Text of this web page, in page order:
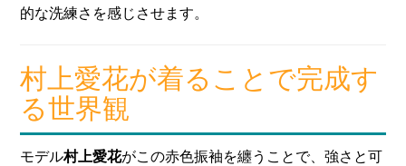
的な洗練さを感じさせます。
村上愛花が着ることで完成す
る世界観
モデル村上愛花がこの赤色振袖を纏うことで、強さと可